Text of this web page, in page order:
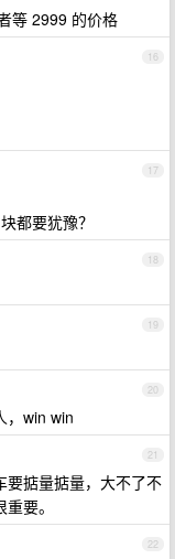
等 2999 的价格
16
17
都要犹豫？
18
19
20
，win win
21
掂量掂量，大不了不
要。
22